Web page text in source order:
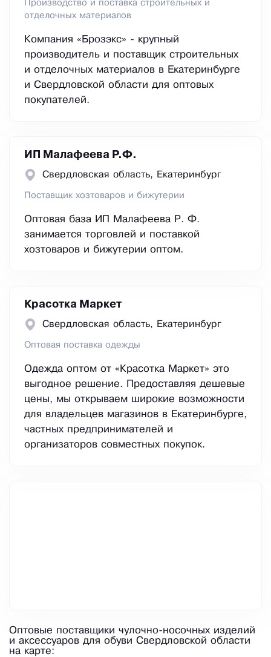
Производство и поставка строительных и
отделочных материалов
Компания «Брозэкс» - крупный
производитель и поставщик строительных
и отделочных материалов в Екатеринбурге
и Свердловской области для оптовых
покупателей.
ИП Малафеева Р.Ф.
Свердловская область, Екатеринбург
Поставщик хозтоваров и бижутерии
Оптовая база ИП Малафеева Р. Ф.
занимается торговлей и поставкой
хозтоваров и бижутерии оптом.
Красотка Маркет
Свердловская область, Екатеринбург
Оптовая поставка одежды
Одежда оптом от «Красотка Маркет» это
выгодное решение. Предоставляя дешевые
цены, мы открываем широкие возможности
для владельцев магазинов в Екатеринбурге,
частных предпринимателей и
организаторов совместных покупок.
Оптовые поставщики чулочно-носочных изделий
и аксессуаров для обуви Свердловской области
на карте: